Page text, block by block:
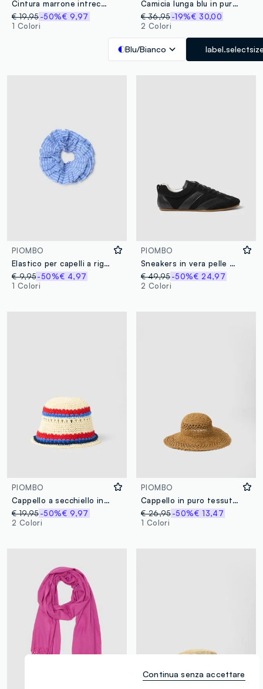
Cintura marrone intrecciata con perline e pietre decorative
€ 19,95-50%€ 9,97
1 Colori
Camicia lunga blu in puro cotone con fantasia floreale
€ 36,95 -19%€ 30,00
2 Colori
Blu/Bianco
PIOMBO
Elastico per capelli a righe multicolor
€ 9,95-50%€ 4,97
1 Colori
PIOMBO
Sneakers in vera pelle nera
€ 49,95 -50%€ 24,97
2 Colori
PIOMBO
Cappello a secchiello in misto tessuto carta e cotone multicolor
€ 19,95-50%€ 9,97
2 Colori
PIOMBO
Cappello in puro tessuto carta marrone
€ 26,95 -50%€ 13,47
1 Colori
Continua senza accettare